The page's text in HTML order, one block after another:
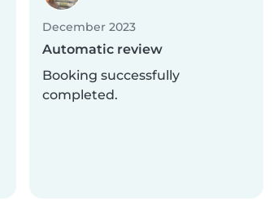
December 2023
Automatic review
Booking successfully
completed.